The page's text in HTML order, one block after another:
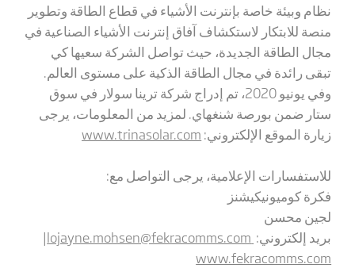
نظام وبيئة خاصة بإنترنت الأشياء في قطاع الطاقة وتطوير
منصة للابتكار لاستكشاف آفاق إنترنت الأشياء الصناعية في
مجال الطاقة الجديدة، حيث تواصل الشركة سعيها كي
تبقى رائدة في مجال الطاقة الذكية على مستوى العالم.
وفي يونيو 2020، تم إدراج شركة ترينا سولار في سوق
ستار ضمن بورصة شنغهاي. لمزيد من المعلومات، يرجى
زيارة الموقع الإلكتروني: www.trinasolar.com
للاستفسارات الإعلامية، يرجى التواصل مع:
فكرة كوميونيكيشنز
لجين محسن
بريد إلكتروني:
lojayne.mohsen@fekracomms.com
|
www.fekracomms.com